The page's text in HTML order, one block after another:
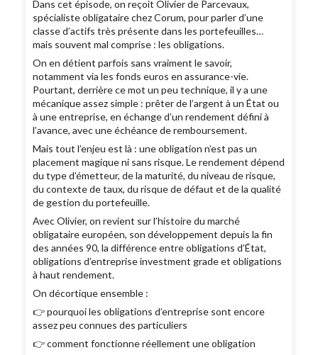
Dans cet épisode, on reçoit Olivier de Parcevaux,
spécialiste obligataire chez Corum, pour parler d’une
classe d’actifs très présente dans les portefeuilles…
mais souvent mal comprise : les obligations.
On en détient parfois sans vraiment le savoir,
notamment via les fonds euros en assurance-vie.
Pourtant, derrière ce mot un peu technique, il y a une
mécanique assez simple : prêter de l’argent à un État ou
à une entreprise, en échange d’un rendement défini à
l’avance, avec une échéance de remboursement.
Mais tout l’enjeu est là : une obligation n’est pas un
placement magique ni sans risque. Le rendement dépend
du type d’émetteur, de la maturité, du niveau de risque,
du contexte de taux, du risque de défaut et de la qualité
de gestion du portefeuille.
Avec Olivier, on revient sur l’histoire du marché
obligataire européen, son développement depuis la fin
des années 90, la différence entre obligations d’État,
obligations d’entreprise investment grade et obligations
à haut rendement.
On décortique ensemble :
👉 pourquoi les obligations d’entreprise sont encore
assez peu connues des particuliers
👉 comment fonctionne réellement une obligation